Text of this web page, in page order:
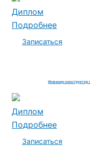
Диплом
Подробнее
Записаться
Инженер-конструктор
Диплом
Подробнее
Записаться